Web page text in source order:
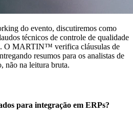
do evento, discutiremos como
técnicos de controle de qualidade
O MARTIN™ verifica cláusulas de
resumos para os analistas de
não na leitura bruta.
para integração em ERPs?